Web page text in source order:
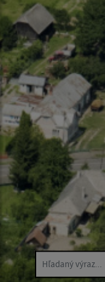
Hľadaný výraz...